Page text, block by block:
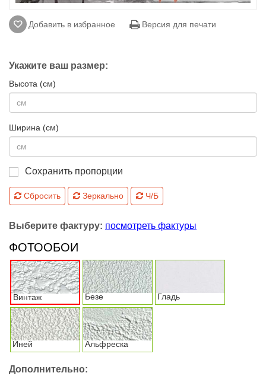
Добавить в избранное Версия для печати
Укажите ваш размер:
Высота (см)
Ширина (см)
Сохранить пропорции
Сбросить Зеркально Ч/Б
Выберите фактуру: посмотреть фактуры
ФОТООБОИ
Винтаж Безе Гладь
Иней Альфреска
Дополнительно: